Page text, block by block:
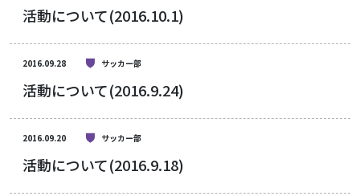
活動について(2016.10.1)
2016.09.28 サッカー部
活動について(2016.9.24)
2016.09.20 サッカー部
活動について(2016.9.18)